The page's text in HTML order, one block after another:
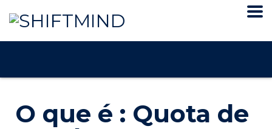
O que é : Quota de